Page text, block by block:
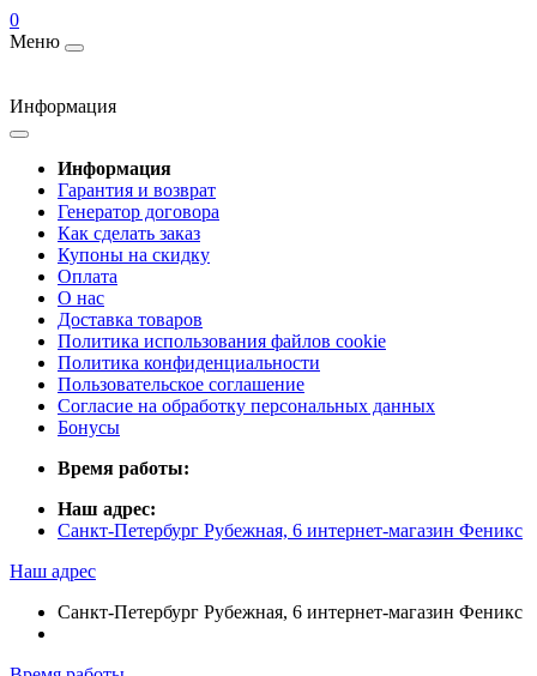
0
Меню
Информация
Информация
Гарантия и возврат
Генератор договора
Как сделать заказ
Купоны на скидку
Оплата
О нас
Доставка товаров
Политика использования файлов cookie
Политика конфиденциальности
Пользовательское соглашение
Согласие на обработку персональных данных
Бонусы
Время работы:
Наш адрес:
Санкт-Петербург Рубежная, 6 интернет-магазин Феникс
Наш адрес
Санкт-Петербург Рубежная, 6 интернет-магазин Феникс